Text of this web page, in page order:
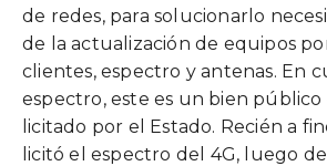
de redes, para solucionarlo
de la actualización de equipos
clientes, espectro y antenas. En
espectro, este es un bien
licitado por el Estado. Recién a
licitó el espectro del 4G, luego